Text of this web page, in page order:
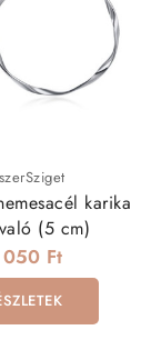
karika
(5 cm)
Ft